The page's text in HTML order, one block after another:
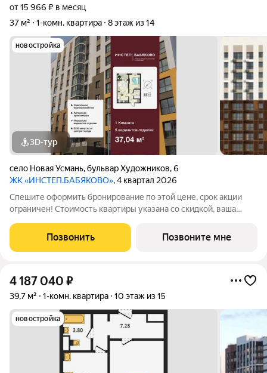
от 15 966 ₽ в месяц
37 м²
1-комн. квартира 8 этаж из 14
новостройка
3D-тур
село Новая Усмань,бульвар Художников,6
ЖК «ИНСТЕП.БАБЯКОВО», 4 квартал 2026
Спешите оформить бронирование по этой цене, срок акции
ограничен! Стоимость квартиры указана со скидкой, ваша
офис продаж, мы вам все подробно расскажем.
Однокомнатная квартира от застройщика
Позвонить Позвоните мне
4 187 040 ₽
39,7 м² 1-комн. квартира 10 этаж из 15
новостройка